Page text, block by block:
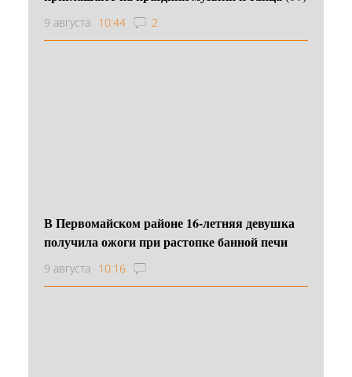
9 августа 10:44 2
В Первомайском районе 16‑летняя девушка
получила ожоги при растопке банной печи
9 августа 10:16